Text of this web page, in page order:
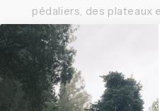
pédaliers, des plateaux
Caractéristiques
Nos Bundles